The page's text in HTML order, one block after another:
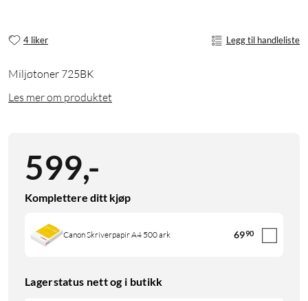
4 liker Legg til handleliste
Miljøtoner 725BK
Les mer om produktet
599,-
Komplettere ditt kjøp
Canon Skriverpapir A4 500 ark 6990
Lagerstatus nett og i butikk